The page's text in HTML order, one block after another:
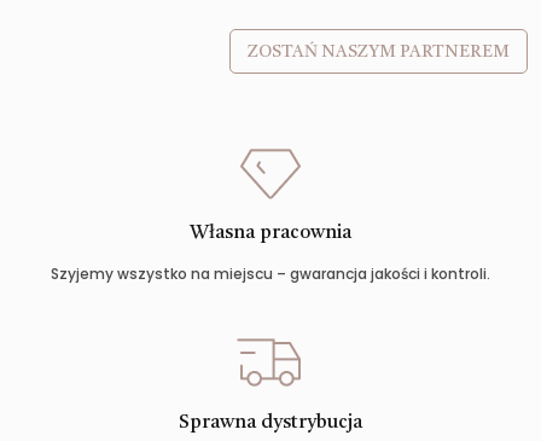
ZOSTAŃ NASZYM PARTNEREM
Własna pracownia
Szyjemy wszystko na miejscu – gwarancja jakości i kontroli.
Sprawna dystrybucja